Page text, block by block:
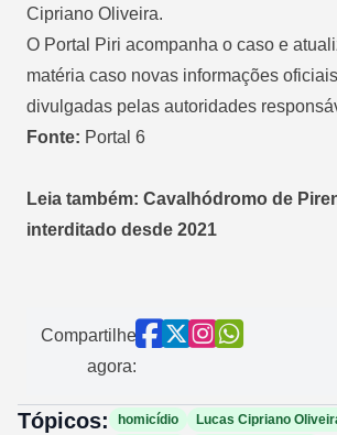
Cipriano Oliveira.
O Portal Piri acompanha o caso e
matéria caso novas informações
divulgadas pelas autoridades
Fonte: Portal 6
Leia também: Cavalhódromo de
interditado desde 2021
Compartilhe
agora:
Tópicos: homicídio Lucas Cipriano